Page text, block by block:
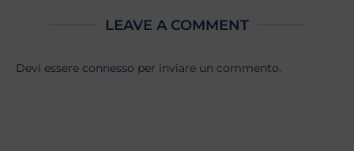
LEAVE A COMMENT
Devi essere connesso per inviare un commento.